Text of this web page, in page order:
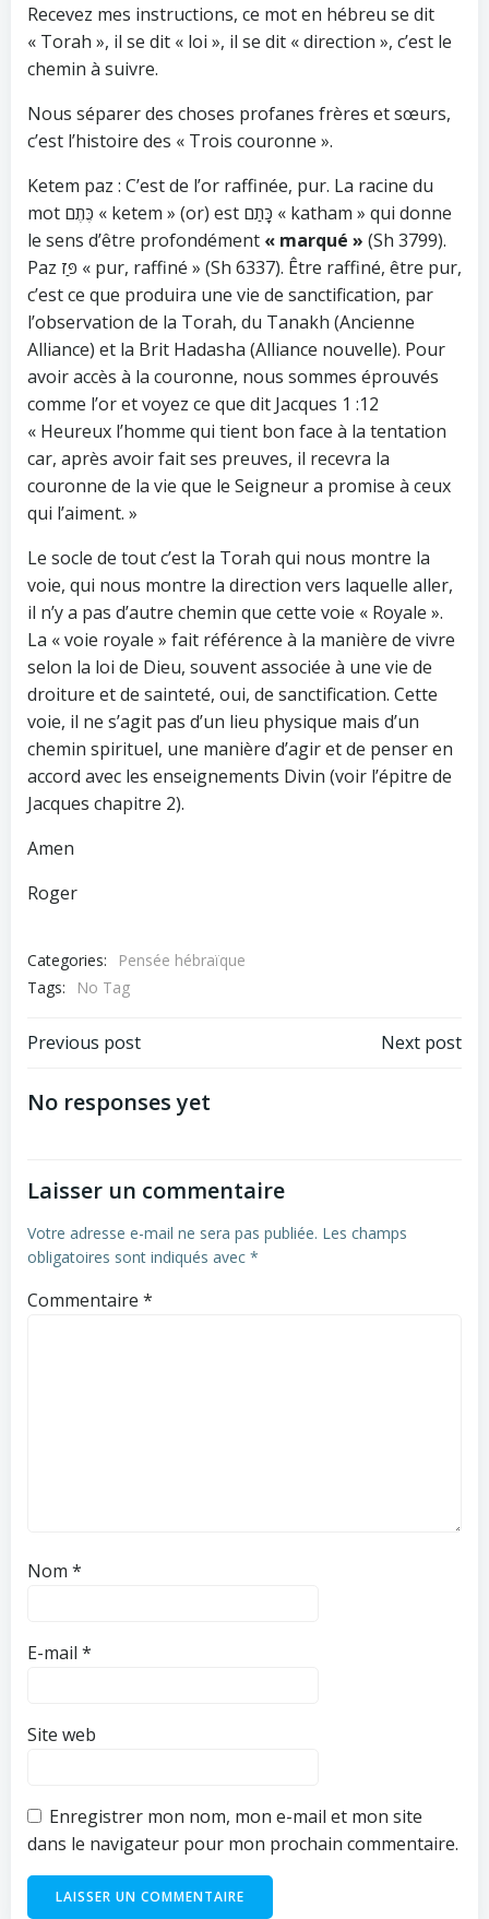
Recevez mes instructions, ce mot en hébreu se dit
« Torah », il se dit « loi », il se dit « direction », c’est le
chemin à suivre.
Nous séparer des choses profanes frères et sœurs,
c’est l’histoire des « Trois couronne ».
Ketem paz : C’est de l’or raffinée, pur. La racine du
mot כֶּתֶם « ketem » (or) est כָּתַם « katham » qui donne
le sens d’être profondément « marqué » (Sh 3799).
Paz פַּז « pur, raffiné » (Sh 6337). Être raffiné, être pur,
c’est ce que produira une vie de sanctification, par
l’observation de la Torah, du Tanakh (Ancienne
Alliance) et la Brit Hadasha (Alliance nouvelle). Pour
avoir accès à la couronne, nous sommes éprouvés
comme l’or et voyez ce que dit Jacques 1 :12
« Heureux l’homme qui tient bon face à la tentation
car, après avoir fait ses preuves, il recevra la
couronne de la vie que le Seigneur a promise à ceux
qui l’aiment. »
Le socle de tout c’est la Torah qui nous montre la
voie, qui nous montre la direction vers laquelle aller,
il n’y a pas d’autre chemin que cette voie « Royale ».
La « voie royale » fait référence à la manière de vivre
selon la loi de Dieu, souvent associée à une vie de
droiture et de sainteté, oui, de sanctification. Cette
voie, il ne s’agit pas d’un lieu physique mais d’un
chemin spirituel, une manière d’agir et de penser en
accord avec les enseignements Divin (voir l’épitre de
Jacques chapitre 2).
Amen
Roger
Categories:
Pensée hébraïque
Tags:
No Tag
Post
navigation
Previous post Next post
No responses yet
Laisser un commentaire
Votre adresse e-mail ne sera pas publiée. Les champs
obligatoires sont indiqués avec *
Commentaire *
Nom *
E-mail *
Site web
Enregistrer mon nom, mon e-mail et mon site
dans le navigateur pour mon prochain commentaire.